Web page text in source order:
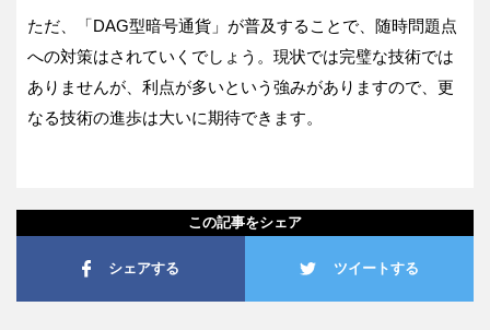
ただ、「DAG型暗号通貨」が普及することで、随時問題点
への対策はされていくでしょう。現状では完璧な技術では
ありませんが、利点が多いという強みがありますので、更
なる技術の進歩は大いに期待できます。
この記事をシェア
シェアする ツイートする